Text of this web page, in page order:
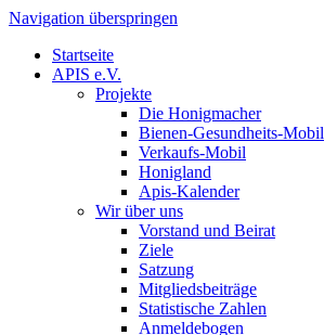
Navigation überspringen
Startseite
APIS e.V.
Projekte
Die Honigmacher
Bienen-Gesundheits-Mobil
Verkaufs-Mobil
Honigland
Apis-Kalender
Wir über uns
Vorstand und Beirat
Ziele
Satzung
Mitgliedsbeiträge
Statistische Zahlen
Anmeldebogen